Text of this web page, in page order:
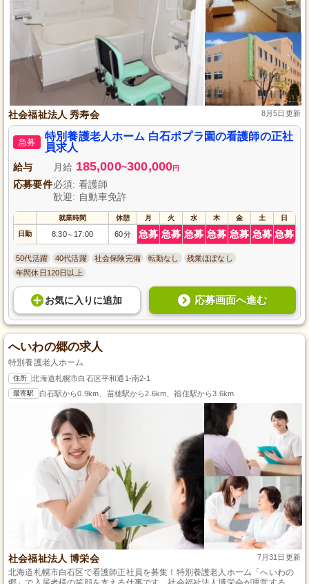
社会福祉法人 秀寿会 8月5日更新
急募
特別養護老人ホーム 白石ポプラ園の看護師の正社
員求人
給与 月給 185,000~300,000円
応募要件必須: 看護師
歓迎: 自動車免許
就業時間 休憩 月 火 水 木 金 土 日
日勤 8:30～ 17:00 60分 急募 急募 急募 急募 急募 急募 急募
50代活躍 40代活躍 社会保険完備 転勤なし
残業ほぼなし
年間休日120日以上
お気に入り に追加 応募画面へ進む
へいわの郷の求人
特別養護老人ホーム
住所 北海道札幌市白石区平和通1-南2-1
最寄駅 白石駅から0.9km、苗穂駅から2.6km、福住駅から3.6km
社会福祉法人 博栄会 7月31日更新
北海道札幌市白石区で看護師正社員を募集！特別養護老人ホーム「へいわの